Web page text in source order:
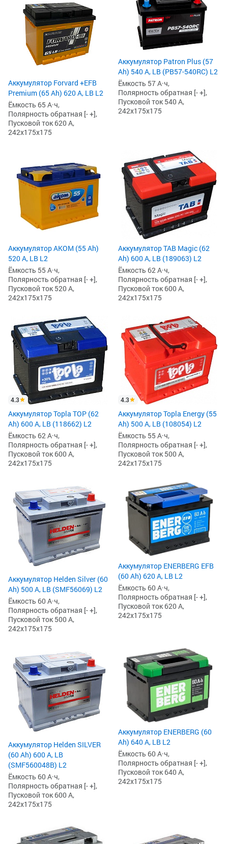
Аккумулятор Forvard +EFB
Premium (65 Ah) 620 А, LB L2
Ёмкость 65 А·ч,
Полярность обратная [- +],
Пусковой ток 620 А,
242x175x175
Аккумулятор Patron Plus (57
Ah) 540 А, LB (PB57-540RC) L2
Ёмкость 57 А·ч,
Полярность обратная [- +],
Пусковой ток 540 А,
242x175x175
Аккумулятор AKOM (55 Ah)
520 А, LB L2
Ёмкость 55 А·ч,
Полярность обратная [- +],
Пусковой ток 520 А,
242x175x175
Аккумулятор TAB Magic (62
Ah) 600 А, LB (189063) L2
Ёмкость 62 А·ч,
Полярность обратная [- +],
Пусковой ток 600 А,
242x175x175
4.3
Аккумулятор Topla TOP (62
Ah) 600 А, LB (118662) L2
Ёмкость 62 А·ч,
Полярность обратная [- +],
Пусковой ток 600 А,
242x175x175
4.3
Аккумулятор Topla Energy (55
Ah) 500 А, LB (108054) L2
Ёмкость 55 А·ч,
Полярность обратная [- +],
Пусковой ток 500 А,
242x175x175
Аккумулятор Helden Silver (60
Ah) 500 А, LB (SMF56069) L2
Ёмкость 60 А·ч,
Полярность обратная [- +],
Пусковой ток 500 А,
242x175x175
Аккумулятор ENERBERG EFB
(60 Ah) 620 А, LB L2
Ёмкость 60 А·ч,
Полярность обратная [- +],
Пусковой ток 620 А,
242x175x175
Аккумулятор Helden SILVER
(60 Ah) 600 А, LB
(SMF560048B) L2
Ёмкость 60 А·ч,
Полярность обратная [- +],
Пусковой ток 600 А,
242x175x175
Аккумулятор ENERBERG (60
Ah) 640 А, LB L2
Ёмкость 60 А·ч,
Полярность обратная [- +],
Пусковой ток 640 А,
242x175x175